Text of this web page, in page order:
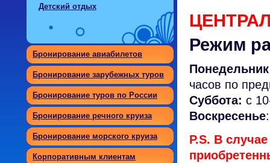
Детский отдых
Бронирование авиабилетов
Бронирование зарубежных туров
Бронирование туров по России
Бронирование речного круиза
Бронирование морского круиза
Корпоративным клиентам
Режим
часов по
Суббота: с
Воскресенье
P.S. В